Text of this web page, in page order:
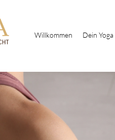
Willkommen Dein